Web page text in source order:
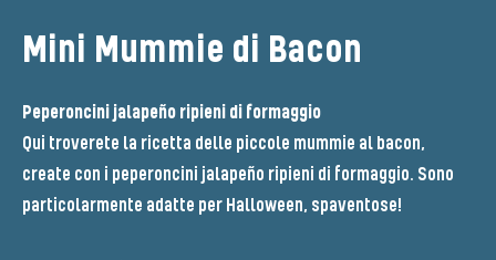
Mini Mummie di Bacon
Peperoncini jalapeño ripieni di formaggio
Qui troverete la ricetta delle piccole mummie al bacon,
create con i peperoncini jalapeño ripieni di formaggio. Sono
particolarmente adatte per Halloween, spaventose!